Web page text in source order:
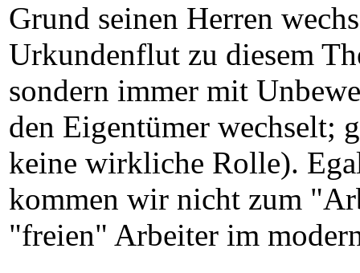
Grund seinen Herren
Urkundenflut zu diesem
sondern immer mit
den Eigentümer wechselt;
keine wirkliche Rolle).
kommen wir nicht zum
"freien" Arbeiter im